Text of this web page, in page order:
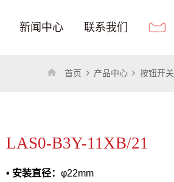
新闻中心 联系我们
首页 产品中心 按钮开关
LAS0-B3Y-11XB/21
• 安装直径： φ22mm